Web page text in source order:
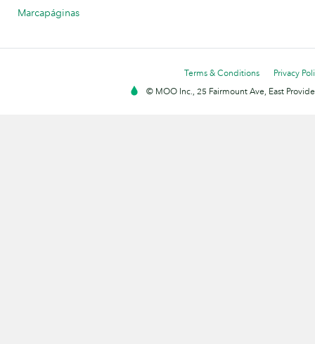
Marcapáginas
Terms & Conditions
Privacy
© MOO Inc., 25 Fairmount Ave, East